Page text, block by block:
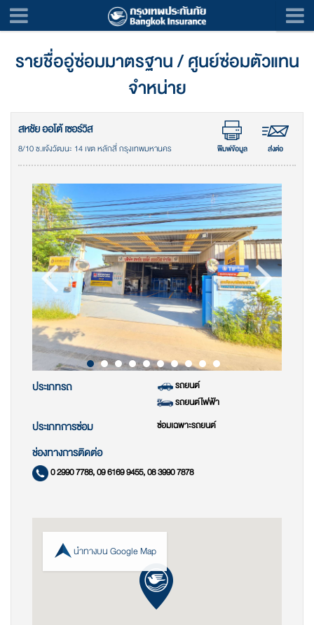
รายชื่ออู่ซ่อมมาตรฐาน / ศูนย์ซ่อมตัวแทน
จำหน่าย
สหชัย ออโต้ เซอร์วิส
8/10 ซ.แจ้งวัฒนะ 14 เขต หลักสี่ กรุงเทพมหานคร พิมพ์ข้อมูล ส่งต่อ
ประเภทรถ
รถยนต์
รถยนต์ไฟฟ้า
ประเภทการซ่อม ซ่อมเฉพาะรถยนต์
ช่องทางการติดต่อ
0 2990 7788, 09 6169 9455, 08 3990 7878
นำทางบน Google Map